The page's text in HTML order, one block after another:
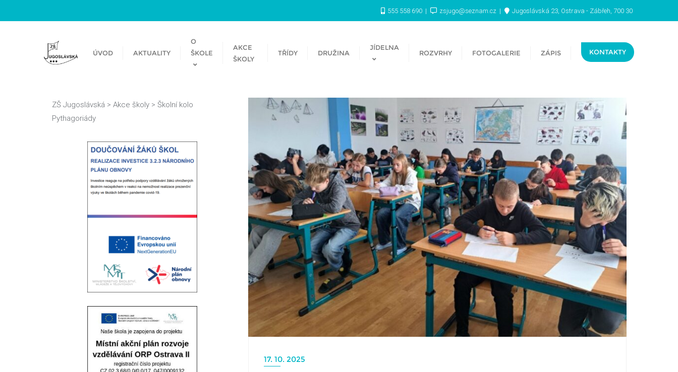
555 558 690 zsjugo@seznam.cz Jugoslávská 23, Ostrava - Zábřeh, 700 30
ÚVOD AKTUALITY
O
ŠKOLE
AKCE
ŠKOLY
TŘÍDY DRUŽINA
JÍDELNA
ROZVRHY FOTOGALERIE ZÁPIS KONTAKTY
17. 10. 2025
ZŠ Jugoslávská > Akce školy > Školní kolo
Pythagoriády